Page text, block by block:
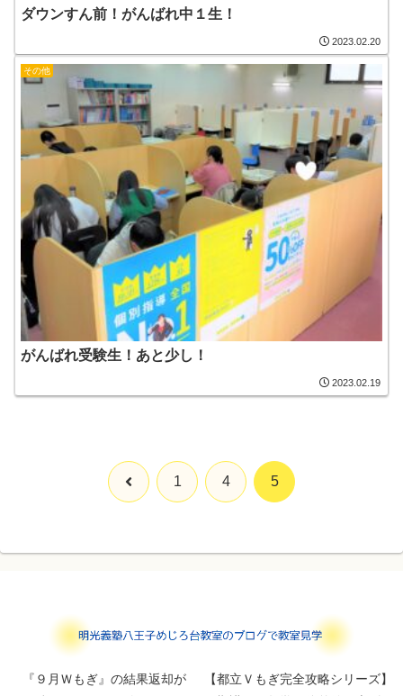
ダウンすん前！がんばれ中１生！
2023.02.20
その他
がんばれ受験生！あと少し！
2023.02.19
前 1 4 5
『９月Ｗもぎ』の結果返却が
【都立Ｖもぎ完全攻略シリーズ】